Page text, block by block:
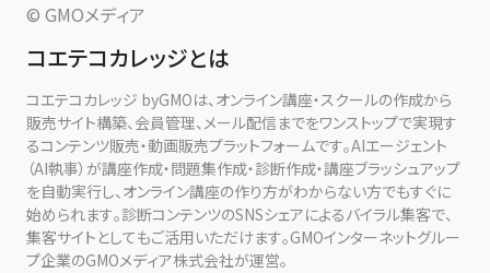
© GMOメディア
コエテコカレッジとは
コエテコカレッジ byGMOは、オンライン講座・スクールの作成から
販売サイト構築、会員管理、メール配信までをワンストップで実現す
るコンテンツ販売・動画販売プラットフォームです。AIエージェント
（AI執事）が講座作成・問題集作成・診断作成・講座ブラッシュアップ
を自動実行し、オンライン講座の作り方がわからない方でもすぐに
始められます。診断コンテンツのSNSシェアによるバイラル集客で、
集客サイトとしてもご活用いただけます。GMOインターネットグルー
プ企業のGMOメディア株式会社が運営。